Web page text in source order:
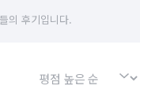
의 후기입니다.